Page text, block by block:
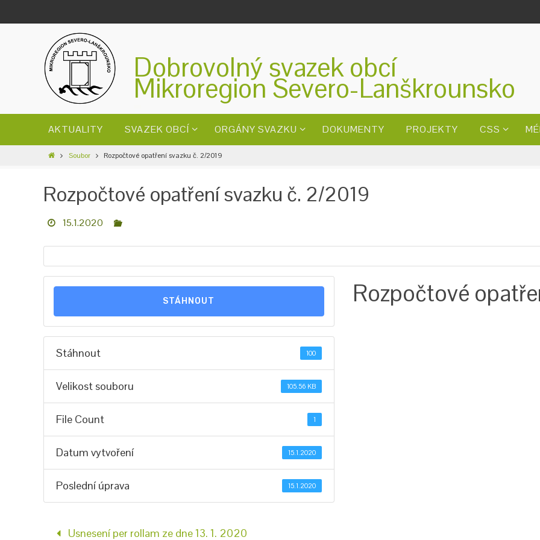
Dobrovolný svazek obcí
Mikroregion Severo-Lanškrounsko
AKTUALITY SVAZEK OBCÍ ORGÁNY SVAZKU DOKUMENTY PROJEKTY CSS
Soubor Rozpočtové opatření svazku č. 2/2019
Rozpočtové opatření svazku č. 2/2019
15.1.2020
STÁHNOUT
Stáhnout 100
Velikost souboru 105.56 KB
File Count 1
Datum vytvoření 15.1.2020
Poslední úprava 15.1.2020
Rozpočtové
Usnesení per rollam ze dne 13. 1. 2020